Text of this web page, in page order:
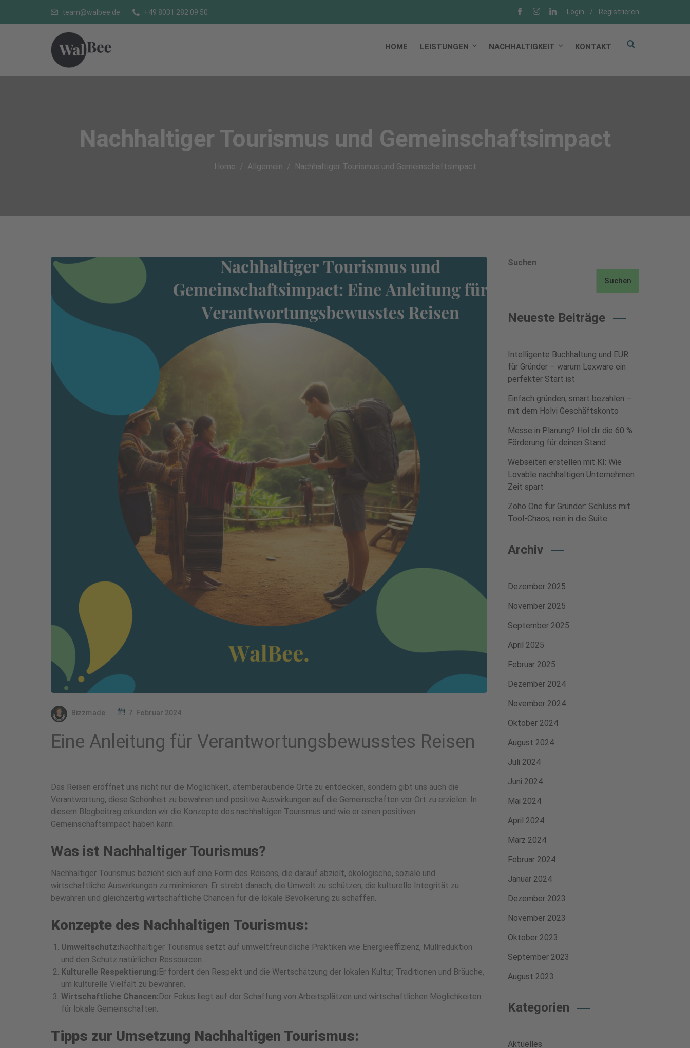
team@walbee.de +49 8031 282 09 50 Login / Registrieren
HOME LEISTUNGEN NACHHALTIGKEIT KONTAKT
Nachhaltiger Tourismus und Gemeinschaftsimpact
Home Allgemein Nachhaltiger Tourismus und Gemeinschaftsimpact
Bizzmade 7. Februar 2024
Eine Anleitung für Verantwortungsbewusstes Reisen
Das Reisen eröffnet uns nicht nur die Möglichkeit, atemberaubende Orte zu entdecken, sondern gibt uns auch die
Verantwortung, diese Schönheit zu bewahren und positive Auswirkungen auf die Gemeinschaften vor Ort zu erzielen. In
diesem Blogbeitrag erkunden wir die Konzepte des nachhaltigen Tourismus und wie er einen positiven
Gemeinschaftsimpact haben kann.
Was ist Nachhaltiger Tourismus?
Nachhaltiger Tourismus bezieht sich auf eine Form des Reisens, die darauf abzielt, ökologische, soziale und
wirtschaftliche Auswirkungen zu minimieren. Er strebt danach, die Umwelt zu schützen, die kulturelle Integrität zu
bewahren und gleichzeitig wirtschaftliche Chancen für die lokale Bevölkerung zu schaffen.
Konzepte des Nachhaltigen Tourismus:
Umweltschutz:Nachhaltiger Tourismus setzt auf umweltfreundliche Praktiken wie Energieeffizienz, Müllreduktion
und den Schutz natürlicher Ressourcen.
Kulturelle Respektierung:Er fordert den Respekt und die Wertschätzung der lokalen Kultur, Traditionen und Bräuche,
um kulturelle Vielfalt zu bewahren.
Wirtschaftliche Chancen:Der Fokus liegt auf der Schaffung von Arbeitsplätzen und wirtschaftlichen Möglichkeiten
für lokale Gemeinschaften.
Tipps zur Umsetzung Nachhaltigen Tourismus:
Suchen
Suchen
Neueste Beiträge
Intelligente Buchhaltung und EÜR
für Gründer – warum Lexware ein
perfekter Start ist
Einfach gründen, smart bezahlen –
mit dem Holvi Geschäftskonto
Messe in Planung? Hol dir die 60 %
Förderung für deinen Stand
Webseiten erstellen mit KI: Wie
Lovable nachhaltigen Unternehmen
Zeit spart
Zoho One für Gründer: Schluss mit
Tool-Chaos, rein in die Suite
Archiv
Dezember 2025
November 2025
September 2025
April 2025
Februar 2025
Dezember 2024
November 2024
Oktober 2024
August 2024
Juli 2024
Juni 2024
Mai 2024
April 2024
März 2024
Februar 2024
Januar 2024
Dezember 2023
November 2023
Oktober 2023
September 2023
August 2023
Kategorien
Aktuelles